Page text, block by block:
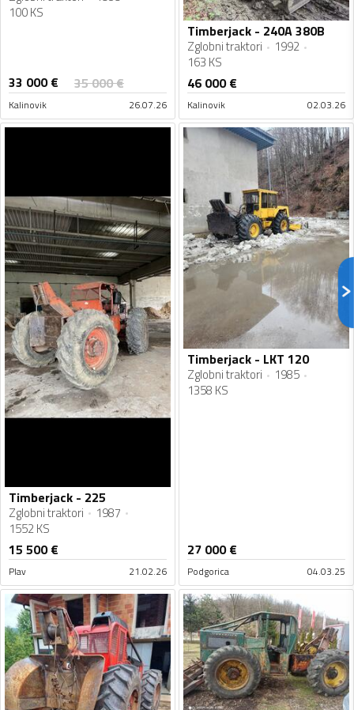
100 KS
33 000€ 35 000€
Kalinovik 26.07.26
Timberjack - 240A 380B
Zglobni traktori
1992
163 KS
46 000€
Kalinovik 02.03.26
Timberjack - 225
Zglobni traktori
1987
1552 KS
15 500€
Plav 21.02.26
Timberjack - LKT 120
Zglobni traktori
1985
1358 KS
27 000€
Podgorica 04.03.25